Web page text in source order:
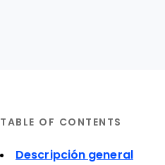
TABLE OF CONTENTS
Descripción general